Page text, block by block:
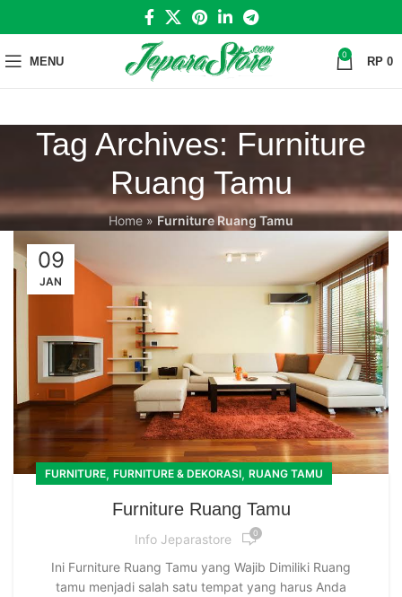
MENU 0 RP 0
Tag Archives: Furniture
Ruang Tamu
Home»Furniture Ruang Tamu
09
JAN
FURNITURE, FURNITURE & DEKORASI, RUANG TAMU
Furniture Ruang Tamu
Info Jeparastore 0
Ini Furniture Ruang Tamu yang Wajib Dimiliki Ruang
tamu menjadi salah satu tempat yang harus Anda